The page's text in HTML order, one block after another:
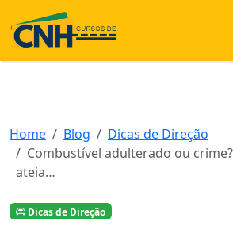
Home Blog
Dicas de Direção
Combustível adulterado ou
ateia…
Dicas de Direção